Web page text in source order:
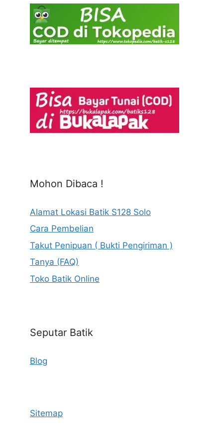
Mohon Dibaca !
Alamat Lokasi Batik S128 Solo
Cara Pembelian
Takut Penipuan ( Bukti Pengiriman )
Tanya (FAQ)
Toko Batik Online
Seputar Batik
Blog
Sitemap